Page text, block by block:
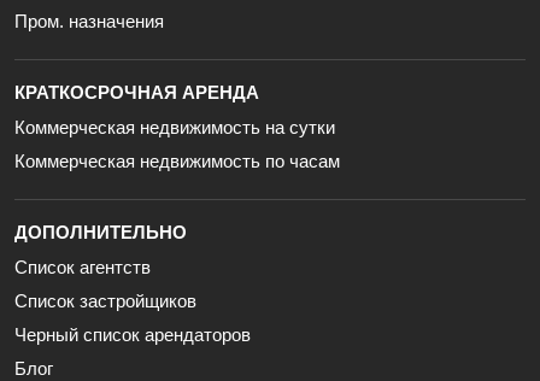
Пром. назначения
КРАТКОСРОЧНАЯ АРЕНДА
Коммерческая недвижимость на сутки
Коммерческая недвижимость по часам
ДОПОЛНИТЕЛЬНО
Список агентств
Список застройщиков
Черный список арендаторов
Блог